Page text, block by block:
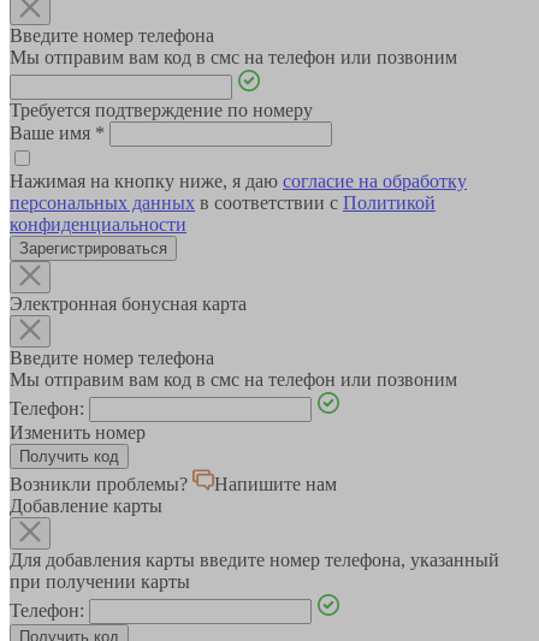
Введите номер телефона
Мы отправим вам код в смс на телефон или позвоним
Требуется подтверждение по номеру
Ваше имя *
Нажимая на кнопку ниже, я даю согласие на обработку
персональных данных в соответствии с Политикой
конфиденциальности
Зарегистрироваться
Электронная бонусная карта
Введите номер телефона
Мы отправим вам код в смс на телефон или позвоним
Телефон:
Изменить номер
Возникли проблемы?
Напишите нам
Добавление карты
Для добавления карты введите номер телефона, указанный
при получении карты
Телефон: